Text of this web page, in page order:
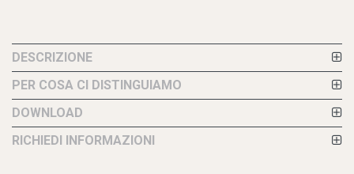
DESCRIZIONE
PER COSA CI DISTINGUIAMO
DOWNLOAD
RICHIEDI INFORMAZIONI